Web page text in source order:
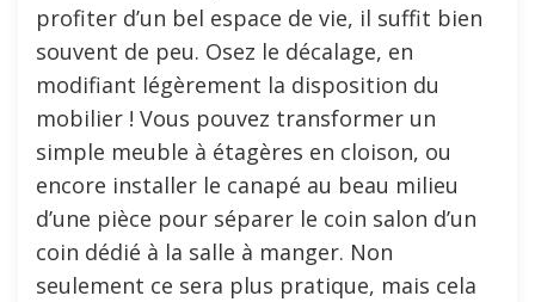
profiter d’un bel espace de vie, il suffit bien
souvent de peu. Osez le décalage, en
modifiant légèrement la disposition du
mobilier ! Vous pouvez transformer un
simple meuble à étagères en cloison, ou
encore installer le canapé au beau milieu
d’une pièce pour séparer le coin salon d’un
coin dédié à la salle à manger. Non
seulement ce sera plus pratique, mais cela